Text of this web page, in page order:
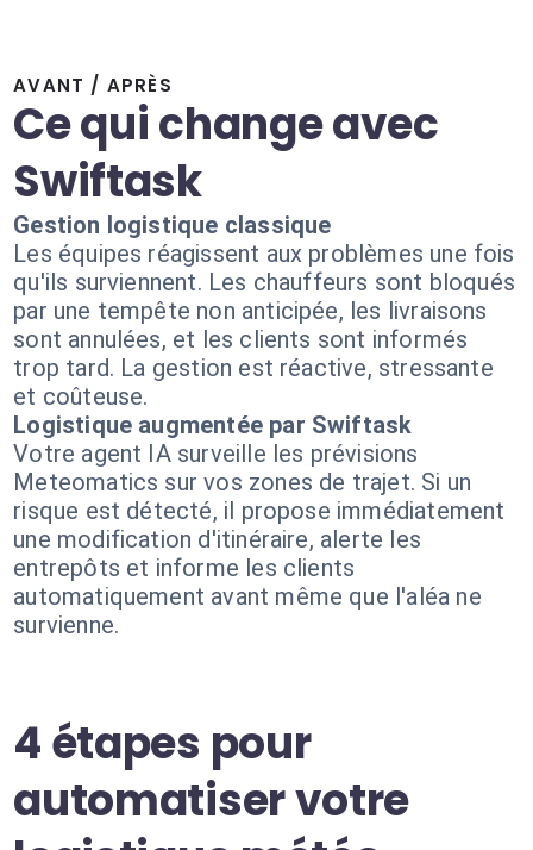
AVANT / APRÈS
Ce qui change avec
Swiftask
Gestion logistique classique
Les équipes réagissent aux problèmes une fois
qu'ils surviennent. Les chauffeurs sont bloqués
par une tempête non anticipée, les livraisons
sont annulées, et les clients sont informés
trop tard. La gestion est réactive, stressante
et coûteuse.
Logistique augmentée par Swiftask
Votre agent IA surveille les prévisions
Meteomatics sur vos zones de trajet. Si un
risque est détecté, il propose immédiatement
une modification d'itinéraire, alerte les
entrepôts et informe les clients
automatiquement avant même que l'aléa ne
survienne.
4 étapes pour
automatiser votre